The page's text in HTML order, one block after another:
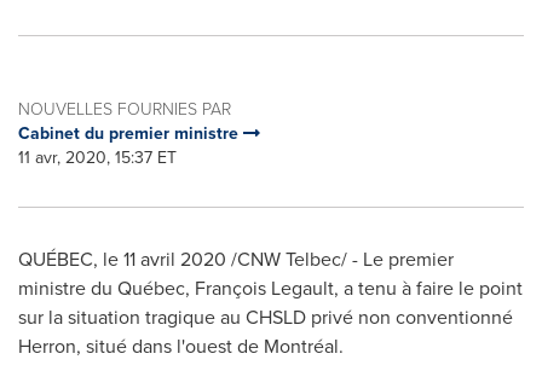
NOUVELLES FOURNIES PAR
Cabinet du premier ministre
11 avr, 2020, 15:37 ET
QUÉBEC, le 11 avril 2020 /CNW Telbec/ - Le premier
ministre du Québec, François Legault, a tenu à faire le point
sur la situation tragique au CHSLD privé non conventionné
Herron, situé dans l'ouest de Montréal.